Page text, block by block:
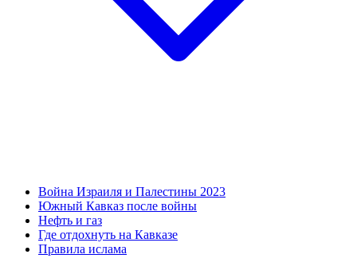
Война Израиля и Палестины 2023
Южный Кавказ после войны
Нефть и газ
Где отдохнуть на Кавказе
Правила ислама